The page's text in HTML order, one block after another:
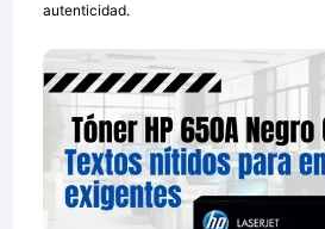
autenticidad.